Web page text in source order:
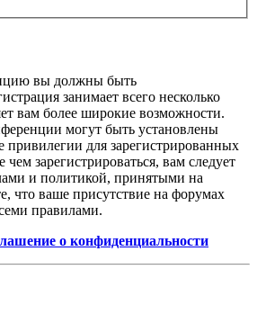
вы должны быть
занимает всего несколько
вам более широкие возможности.
могут быть установлены
привилегии для зарегистрированных
зарегистрироваться, вам следует
и политикой, принятыми на
что ваше присутствие на форумах
правилами.
о конфиденциальности